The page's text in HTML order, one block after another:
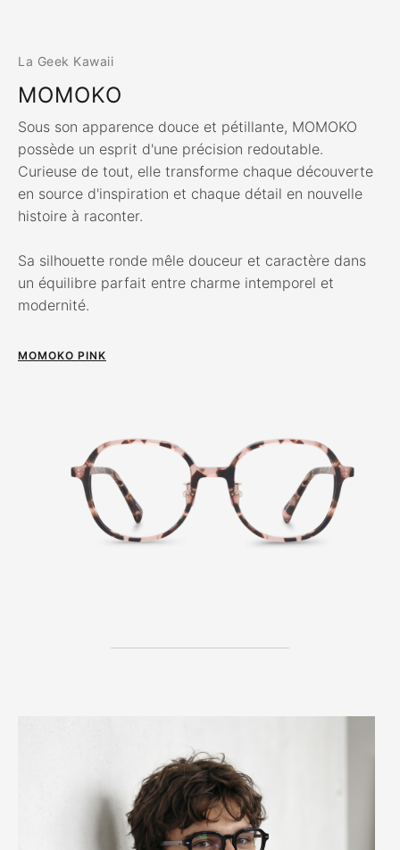
La Geek Kawaii
MOMOKO
Sous son apparence douce et pétillante, MOMOKO
possède un esprit d'une précision redoutable.
Curieuse de tout, elle transforme chaque découverte
en source d'inspiration et chaque détail en nouvelle
histoire à raconter.
Sa silhouette ronde mêle douceur et caractère dans
un équilibre parfait entre charme intemporel et
modernité.
MOMOKO PINK